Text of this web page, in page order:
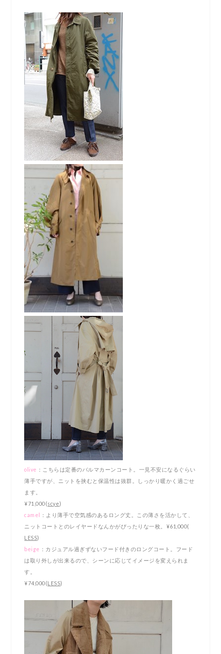
olive ：こちらは定番のバルマカーンコート。一見不安になるぐらい
薄手ですが、ニットを挟むと保温性は抜群。しっかり暖かく過ごせ
ます。
¥71,000(scye)
camel
：より薄手で空気感のあるロング丈。この薄さを活かして、
ニットコートとのレイヤードなんかがぴったりな一枚。¥61,000(
LESS)
beige ：カジュアル過ぎずないフード付きのロングコート。フード
は取り外しが出来るので、シーンに応じてイメージを変えられま
す。
¥74,000(LESS)